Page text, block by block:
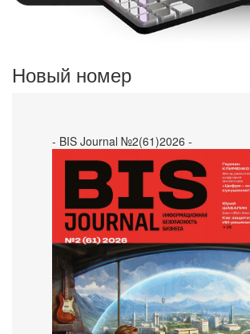
Новый номер
- BIS Journal №2(61)2026 -